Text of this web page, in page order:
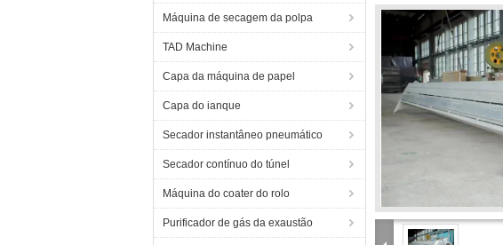
Máquina de secagem da polpa
TAD Machine
Capa da máquina de papel
Capa do ianque
Secador instantâneo pneumático
Secador contínuo do túnel
Máquina do coater do rolo
Purificador de gás da exaustão